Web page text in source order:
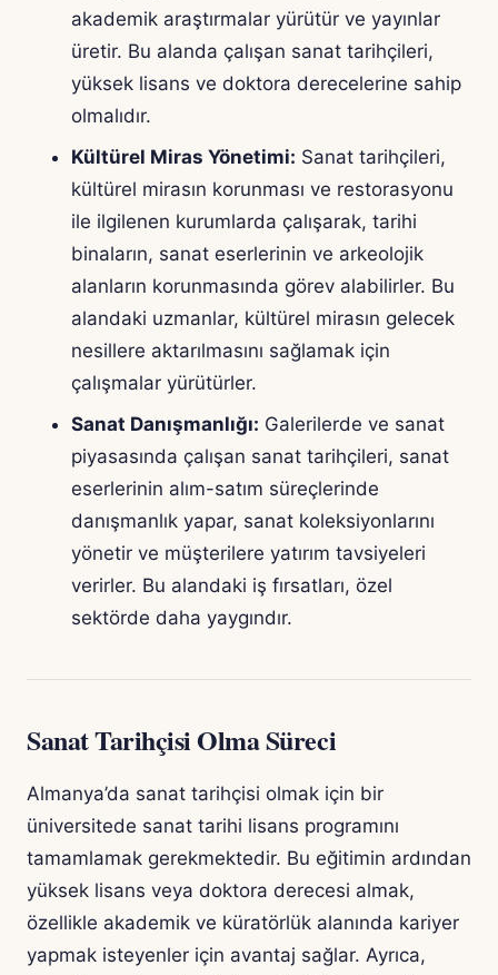
akademik araştırmalar yürütür ve yayınlar
üretir. Bu alanda çalışan sanat tarihçileri,
yüksek lisans ve doktora derecelerine sahip
olmalıdır.
Kültürel Miras Yönetimi: Sanat tarihçileri,
kültürel mirasın korunması ve restorasyonu
ile ilgilenen kurumlarda çalışarak, tarihi
binaların, sanat eserlerinin ve arkeolojik
alanların korunmasında görev alabilirler. Bu
alandaki uzmanlar, kültürel mirasın gelecek
nesillere aktarılmasını sağlamak için
çalışmalar yürütürler.
Sanat Danışmanlığı: Galerilerde ve sanat
piyasasında çalışan sanat tarihçileri, sanat
eserlerinin alım-satım süreçlerinde
danışmanlık yapar, sanat koleksiyonlarını
yönetir ve müşterilere yatırım tavsiyeleri
verirler. Bu alandaki iş fırsatları, özel
sektörde daha yaygındır.
Sanat Tarihçisi Olma Süreci
Almanya’da sanat tarihçisi olmak için bir
üniversitede sanat tarihi lisans programını
tamamlamak gerekmektedir. Bu eğitimin ardından
yüksek lisans veya doktora derecesi almak,
özellikle akademik ve küratörlük alanında kariyer
yapmak isteyenler için avantaj sağlar. Ayrıca,